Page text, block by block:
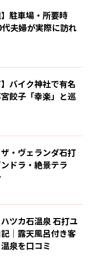
】駐車場・所要時
夫婦が実際に訪れ
】バイク神社で有名
餃子「幸楽」と巡
ザ・ヴェランダ石打
ドラ・絶景テラ
ツカ石温泉 石打ユ
｜露天風呂付き客
泉を口コミ